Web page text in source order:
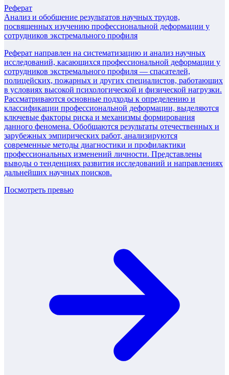
Реферат
Анализ и обобщение результатов научных трудов,
посвященных изучению профессиональной деформации у
сотрудников экстремального профиля
Реферат направлен на систематизацию и анализ научных
исследований, касающихся профессиональной деформации у
сотрудников экстремального профиля — спасателей,
полицейских, пожарных и других специалистов, работающих
в условиях высокой психологической и физической нагрузки.
Рассматриваются основные подходы к определению и
классификации профессиональной деформации, выделяются
ключевые факторы риска и механизмы формирования
данного феномена. Обобщаются результаты отечественных и
зарубежных эмпирических работ, анализируются
современные методы диагностики и профилактики
профессиональных изменений личности. Представлены
выводы о тенденциях развития исследований и направлениях
дальнейших научных поисков.
Посмотреть превью